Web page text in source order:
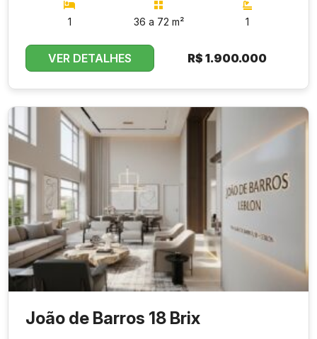
1 36 a 72 m² 1
VER DETALHES R$ 1.900.000
João de Barros 18 Brix